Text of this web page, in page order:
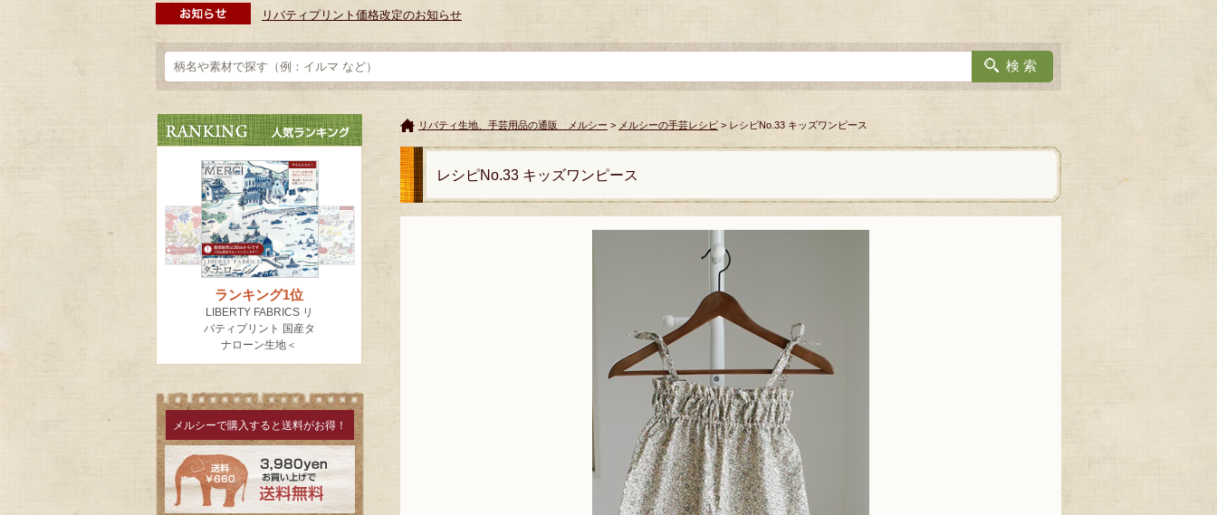
リバティプリント価格改定のお知らせ
メルシーで購入すると送料がお得！
リバティ生地、手芸用品の通販 メルシー > メルシーの手芸レシピ > レシピNo.33 キッズワンピース
レシピNo.33 キッズワンピース